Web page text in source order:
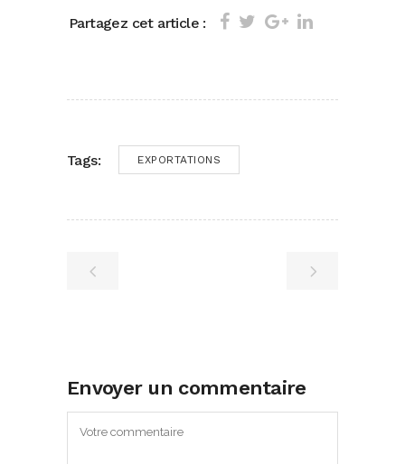
Partagez cet article :
Tags: EXPORTATIONS
Envoyer un commentaire